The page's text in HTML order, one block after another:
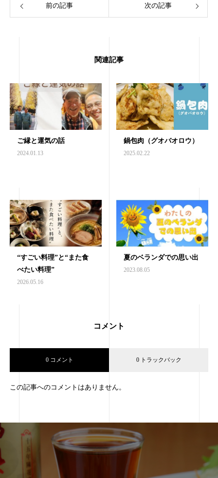
前の記事 次の記事
関連記事
ご縁と運気の話
2024.01.13
鍋包肉（グオバオロウ）
2025.02.22
“すごい料理”と“また食
べたい料理”
2026.05.16
夏のベランダでの思い出
2023.08.05
コメント
0 コメント 0 トラックバック
この記事へのコメントはありません。